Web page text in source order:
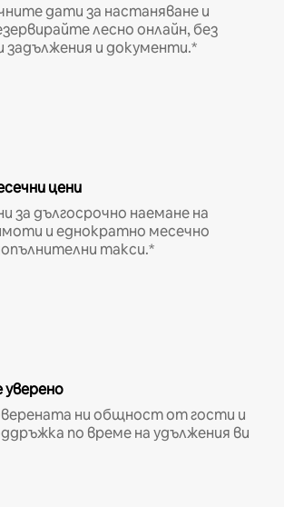
дати за настаняване и
лесно онлайн, без
задължения и документи.*
цени
за дългосрочно наемане на
и еднократно месечно
такси.*
уверено
ни общност от гости и
по време на удължения ви